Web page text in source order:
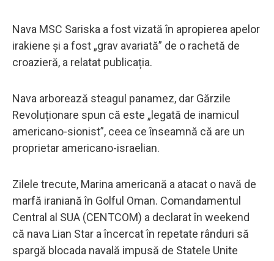
Nava MSC Sariska a fost vizată în apropierea apelor
irakiene și a fost „grav avariată” de o rachetă de
croazieră, a relatat publicația.
Nava arborează steagul panamez, dar Gărzile
Revoluționare spun că este „legată de inamicul
americano-sionist”, ceea ce înseamnă că are un
proprietar americano-israelian.
Zilele trecute, Marina americană a atacat o navă de
marfă iraniană în Golful Oman. Comandamentul
Central al SUA (CENTCOM) a declarat în weekend
că nava Lian Star a încercat în repetate rânduri să
spargă blocada navală impusă de Statele Unite